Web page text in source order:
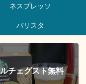
ネスプレッソ
バリスタ
チェグスト無料